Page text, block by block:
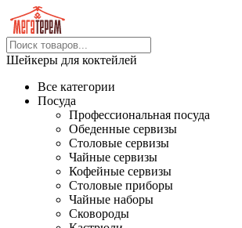
Шейкеры для коктейлей
Все категории
Посуда
Профессиональная посуда
Обеденные сервизы
Столовые сервизы
Чайные сервизы
Кофейные сервизы
Столовые приборы
Чайные наборы
Сковороды